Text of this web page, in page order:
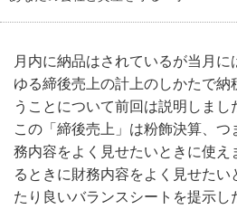
月内に納品はされているが当月
ゆる締後売上の計上のしかたで納
うことについて前回は説明しまし
この「締後売上」は粉飾決算、
務内容をよく見せたいときに使え
るときに財務内容をよく見せた
たり良いバランスシートを提示し